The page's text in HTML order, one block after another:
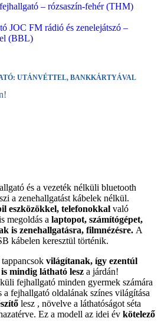
– rózsaszín-fehér (THM)
JOC FM rádió és zenelejátszó –
(BBL)
UTÁNVÉTTEL, BANKKÁRTYÁVAL
és a vezeték nélküli bluetooth
a zenehallgatást kábelek nélkül.
eszközökkel, telefonokkal való
megoldás a laptopot, számítógépet,
is zenehallgatásra, filmnézésre. A
kábelen keresztül történik.
világítanak, így ezentúl
mindig látható lesz a járdán!
fejhallgató minden gyermek számára
a fejhallgató oldalának színes világítása
lesz , növelve a láthatóságot séta
Ez a modell az idei év kötelező